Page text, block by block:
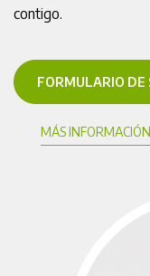
contigo.
FORMULARIO DE
MÁS INFORMACIÓN